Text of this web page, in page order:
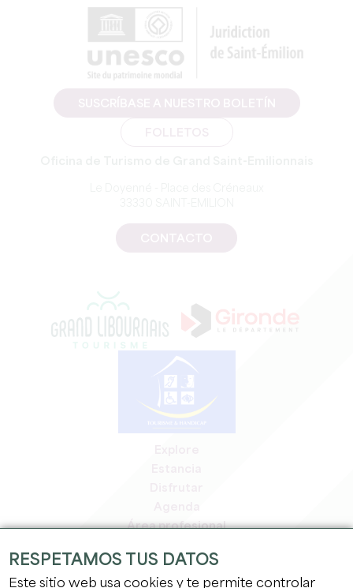
Área profesional
Espacio prensa
Empleo y prácticas
RESPETAMOS TUS DATOS
Este sitio web usa cookies y te permite controlar